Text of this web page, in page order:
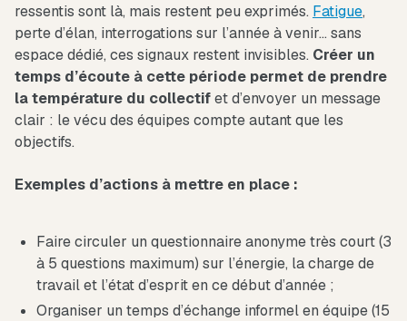
ressentis sont là, mais restent peu exprimés. Fatigue,
perte d’élan, interrogations sur l’année à venir… sans
espace dédié, ces signaux restent invisibles. Créer un
temps d’écoute à cette période permet de prendre
la température du collectifet d’envoyer un message
clair : le vécu des équipes compte autant que les
objectifs.
Exemples d’actions à mettre en place :
Faire circuler un questionnaire anonyme très court (3
à 5 questions maximum) sur l’énergie, la charge de
travail et l’état d’esprit en ce début d’année ;
Organiser un temps d’échange informel en équipe (15